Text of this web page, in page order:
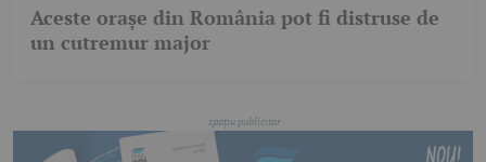
Aceste orașe din România pot fi distruse de
un cutremur major